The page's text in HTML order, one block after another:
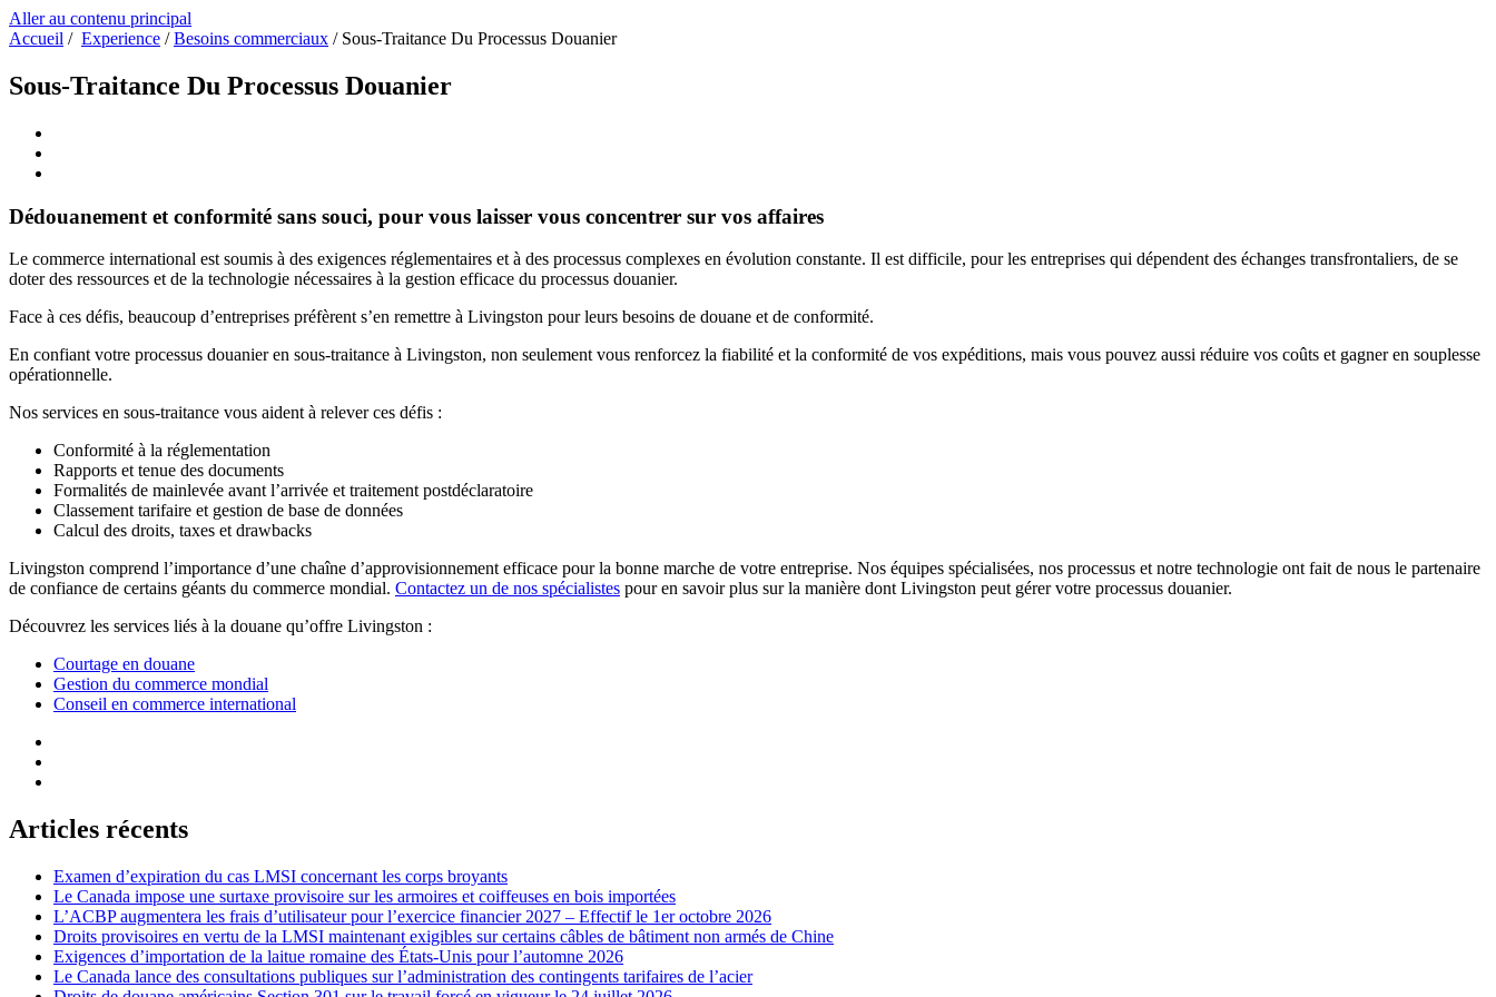
Aller au contenu principal
Accueil / Experience /Besoins commerciaux / Sous-Traitance Du Processus Douanier
Sous-Traitance Du Processus Douanier
Dédouanement et conformité sans souci, pour vous laisser vous concentrer sur vos affaires
Le commerce international est soumis à des exigences réglementaires et à des processus complexes en évolution constante. Il est difficile, pour les entreprises qui dépendent des échanges transfrontaliers, de se
doter des ressources et de la technologie nécessaires à la gestion efficace du processus douanier.
Face à ces défis, beaucoup d’entreprises préfèrent s’en remettre à Livingston pour leurs besoins de douane et de conformité.
En confiant votre processus douanier en sous-traitance à Livingston, non seulement vous renforcez la fiabilité et la conformité de vos expéditions, mais vous pouvez aussi réduire vos coûts et gagner en souplesse
opérationnelle.
Nos services en sous-traitance vous aident à relever ces défis :
Conformité à la réglementation
Rapports et tenue des documents
Formalités de mainlevée avant l’arrivée et traitement postdéclaratoire
Classement tarifaire et gestion de base de données
Calcul des droits, taxes et drawbacks
Livingston comprend l’importance d’une chaîne d’approvisionnement efficace pour la bonne marche de votre entreprise. Nos équipes spécialisées, nos processus et notre technologie ont fait de nous le partenaire
de confiance de certains géants du commerce mondial. Contactez un de nos spécialistes pour en savoir plus sur la manière dont Livingston peut gérer votre processus douanier.
Découvrez les services liés à la douane qu’offre Livingston :
Courtage en douane
Gestion du commerce mondial
Conseil en commerce international
Articles récents
Examen d’expiration du cas LMSI concernant les corps broyants
Le Canada impose une surtaxe provisoire sur les armoires et coiffeuses en bois importées
L’ACBP augmentera les frais d’utilisateur pour l’exercice financier 2027 – Effectif le 1er octobre 2026
Droits provisoires en vertu de la LMSI maintenant exigibles sur certains câbles de bâtiment non armés de Chine
Exigences d’importation de la laitue romaine des États-Unis pour l’automne 2026
Le Canada lance des consultations publiques sur l’administration des contingents tarifaires de l’acier